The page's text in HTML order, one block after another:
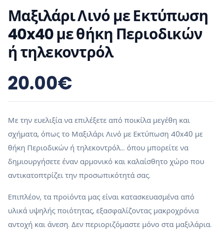
Μαξιλάρι Λινό με Εκτύπωση
40x40 με θήκη Περιοδικών
ή τηλεκοντρόλ
20.00€
Με την ευελιξία να επιλέξετε από ποικίλα μεγέθη και
σχήματα, όπως το Μαξιλάρι Λινό με Εκτύπωση 40x40 με
θήκη Περιοδικών ή τηλεκοντρόλ... όπου μπορείτε να
δημιουργήσετε έναν αρμονικό και καλαίσθητο χώρο που
αντικατοπτρίζει την προσωπικότητά σας.
Επιπλέον, τα προϊόντα μας είναι κατασκευασμένα από
υλικά υψηλής ποιότητας, εξασφαλίζοντας μακροχρόνια
αντοχή και άνεση. Δεν περιοριζόμαστε μόνο στα μαξιλάρια.